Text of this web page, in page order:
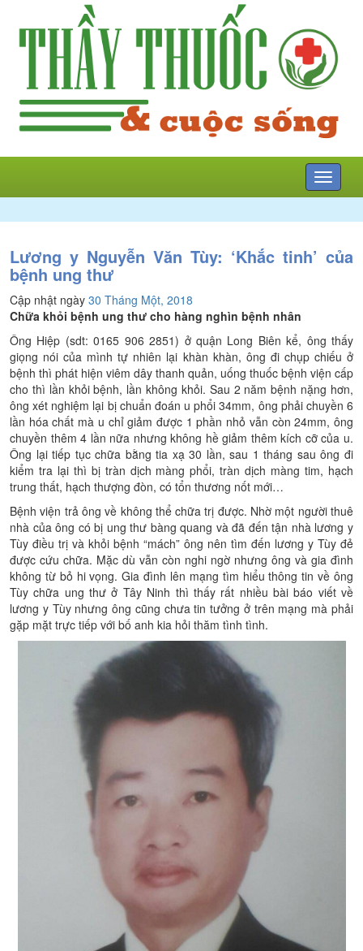
Mở
menu
Lương y Nguyễn Văn Tùy: ‘Khắc tinh’ của
bệnh ung thư
Cập nhật ngày 30 Tháng Một, 2018
Chữa khỏi bệnh ung thư cho hàng nghìn bệnh nhân
Ông Hiệp (sdt: 0165 906 2851) ở quận Long Biên kể, ông thấy
giọng nói của mình tự nhiên lại khàn khàn, ông đi chụp chiếu ở
bệnh thì phát hiện viêm dây thanh quản, uống thuốc bệnh viện cấp
cho thì lần khỏi bệnh, lần không khỏi. Sau 2 năm bệnh nặng hơn,
ông xét nghiệm lại bị chuẩn đoán u phổi 34mm, ông phải chuyền 6
lần hóa chất mà u chỉ giảm được 1 phần nhỏ vẫn còn 24mm, ông
chuyền thêm 4 lần nữa nhưng không hề giảm thêm kích cỡ của u.
Ông lại tiếp tục chữa bằng tia xạ 30 lần, sau 1 tháng sau ông đi
kiểm tra lại thì bị tràn dịch màng phổi, tràn dịch màng tim, hạch
trung thất, hạch thượng đòn, có tổn thương nốt mới…
Bệnh viện trả ông về không thể chữa trị được. Nhờ một người thuê
nhà của ông có bị ung thư bàng quang và đã đến tận nhà lương y
Tùy điều trị và khỏi bệnh “mách” ông nên tìm đến lương y Tùy đẻ
được cứu chữa. Mặc dù vẫn còn nghi ngờ nhưng ông và gia đình
không từ bỏ hi vọng. Gia đình lên mạng tìm hiểu thông tin về ông
Tùy chữa ung thư ở Tây Ninh thì thấy rất nhiều bài báo viết về
lương y Tùy nhưng ông cũng chưa tin tưởng ở trên mạng mà phải
gặp mặt trực tiếp với bố anh kia hỏi thăm tình tình.